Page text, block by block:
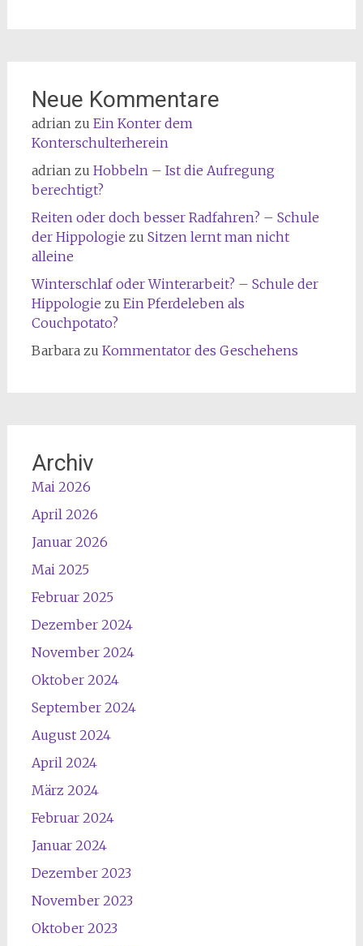
Neue Kommentare
adrian zu Ein Konter dem
Konterschulterherein
adrian zu Hobbeln – Ist die Aufregung
berechtigt?
Reiten oder doch besser Radfahren? – Schule
der Hippologie zu Sitzen lernt man nicht
alleine
Winterschlaf oder Winterarbeit? – Schule der
Hippologie zu Ein Pferdeleben als
Couchpotato?
Barbarazu Kommentator des Geschehens
Archiv
Mai 2026
April 2026
Januar 2026
Mai 2025
Februar 2025
Dezember 2024
November 2024
Oktober 2024
September 2024
August 2024
April 2024
März 2024
Februar 2024
Januar 2024
Dezember 2023
November 2023
Oktober 2023